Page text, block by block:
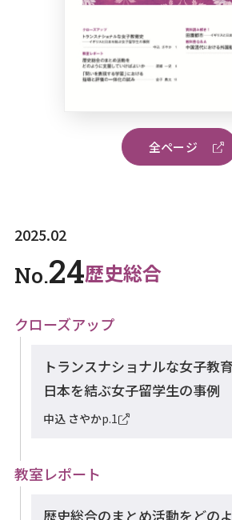
全ページ
2025.02
No.24歴史総合
クローズアップ
トランスナショナルな女子教
日本を結ぶ女子留学生の事例
中込 さやかp.1
教室レポート
歴史総合のまとめ活動をどの